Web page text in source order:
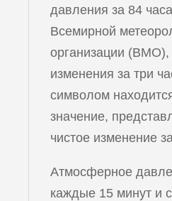
давления за 84
Всемирной
организации
изменения за три
символом
значение,
чистое изменение
Атмосферное
каждые 15 минут и